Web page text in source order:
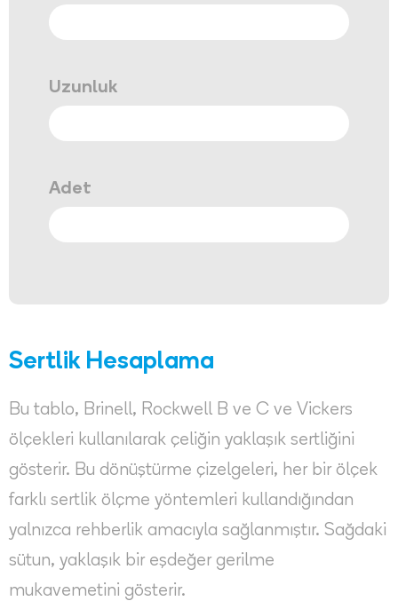
Uzunluk
Adet
Sertlik Hesaplama
Bu tablo, Brinell, Rockwell B ve C ve Vickers
ölçekleri kullanılarak çeliğin yaklaşık sertliğini
gösterir. Bu dönüştürme çizelgeleri, her bir ölçek
farklı sertlik ölçme yöntemleri kullandığından
yalnızca rehberlik amacıyla sağlanmıştır. Sağdaki
sütun, yaklaşık bir eşdeğer gerilme
mukavemetini gösterir.